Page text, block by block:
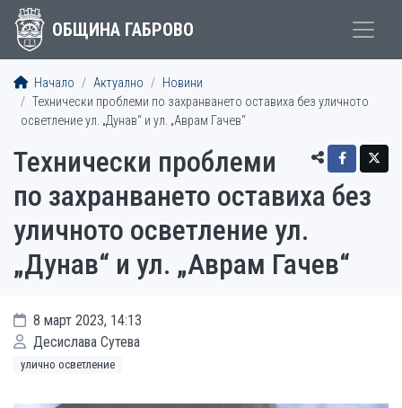
ОБЩИНА ГАБРОВО
Начало Актуално
Новини
Технически проблеми по захранването оставиха без уличното
осветление ул. „Дунав“ и ул. „Аврам Гачев“
Технически проблеми
по захранването оставиха без
уличното осветление ул.
„Дунав“ и ул. „Аврам Гачев“
8 март 2023, 14:13
Десислава Сутева
улично осветление